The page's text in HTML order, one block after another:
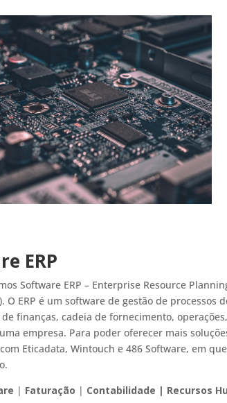
ERP
Software ERP – Enterprise Resource
O ERP é um software de gestão de processos
finanças, cadeia de fornecimento,
empresa. Para poder oferecer mais
Eticadata, Wintouch e 486 Software, em
| Faturação | Contabilidade | Recursos